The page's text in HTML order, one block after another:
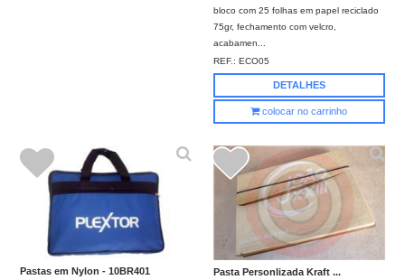
bloco com 25 folhas em papel reciclado
75gr, fechamento com velcro,
acabamen...
REF.:ECO05
DETALHES
colocar no carrinho
Pastas em Nylon - 10BR401 Pasta Personlizada Kraft ...